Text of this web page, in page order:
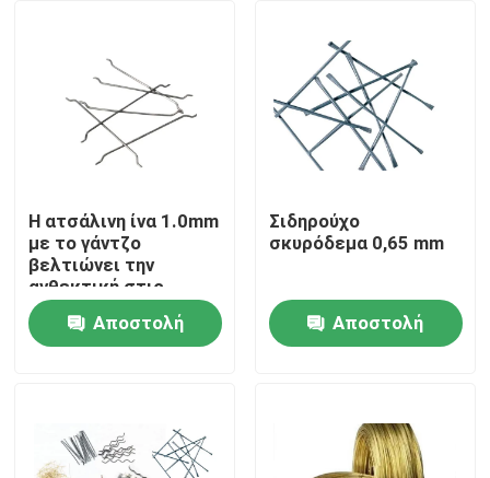
Σπίτι
Η ατσάλινη ίνα 1.0mm
με το γάντζο
βελτιώνει την
ανθεκτική στις
επιπτώσεις
ικανότητα υποδοχής
Αποστολή
Σιδηρούχο
σκυρόδεμα 0,65 mm
Αποστολή